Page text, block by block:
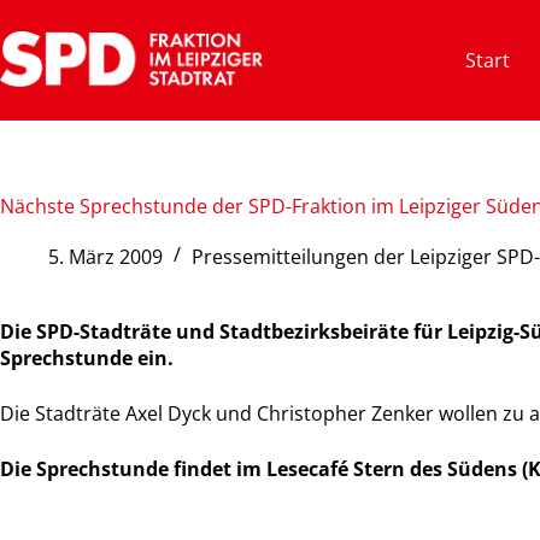
Inhalt
springen
Start
Nächste Sprechstunde der SPD-Fraktion im Leipziger
5. März 2009
Pressemitteilungen der Leipziger
Die SPD-Stadträte und Stadtbezirksbeiräte für Leipzig-
Sprechstunde ein.
Die Stadträte Axel Dyck und Christopher Zenker wollen
Die Sprechstunde findet im Lesecafé Stern des